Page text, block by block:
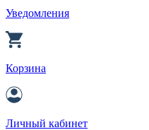
Уведомления
Корзина
Личный кабинет